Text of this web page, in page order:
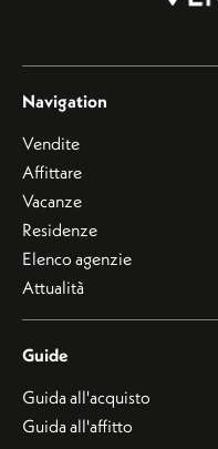
Navigation
Vendite
Affittare
Vacanze
Residenze
Elenco agenzie
Attualità
Guide
Guida all'acquisto
Guida all'affitto